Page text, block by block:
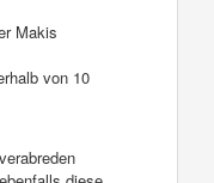
Makis
von 10